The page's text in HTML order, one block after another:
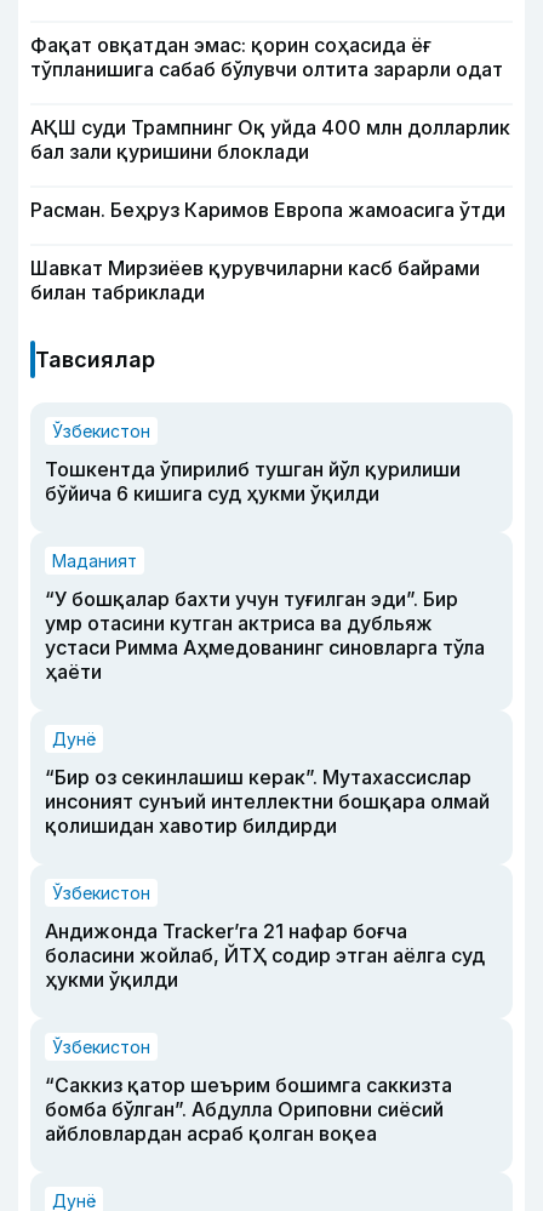
Фақат овқатдан эмас: қорин соҳасида ёғ
тўпланишига сабаб бўлувчи олтита зарарли одат
АҚШ суди Трампнинг Оқ уйда 400 млн долларлик
бал зали қуришини блоклади
Расман. Беҳруз Каримов Европа жамоасига ўтди
Шавкат Мирзиёев қурувчиларни касб байрами
билан табриклади
Тавсиялар
Ўзбекистон
Тошкентда ўпирилиб тушган йўл қурилиши
бўйича 6 кишига суд ҳукми ўқилди
Маданият
“У бошқалар бахти учун туғилган эди”. Бир
умр отасини кутган актриса ва дубльяж
устаси Римма Аҳмедованинг синовларга тўла
ҳаёти
Дунё
“Бир оз секинлашиш керак”. Мутахассислар
инсоният сунъий интеллектни бошқара олмай
қолишидан хавотир билдирди
Ўзбекистон
Андижонда Tracker’га 21 нафар боғча
боласини жойлаб, ЙТҲ содир этган аёлга суд
ҳукми ўқилди
Ўзбекистон
“Саккиз қатор шеърим бошимга саккизта
бомба бўлган”. Абдулла Ориповни сиёсий
айбловлардан асраб қолган воқеа
Дунё